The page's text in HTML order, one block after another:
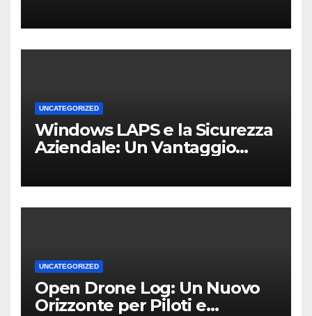
Casa o dell’Ufficio
UNCATEGORIZED
Windows LAPS e la Sicurezza
Aziendale: Un Vantaggio
UNCATEGORIZED
Open Drone Log: Un Nuovo
Orizzonte per Piloti e